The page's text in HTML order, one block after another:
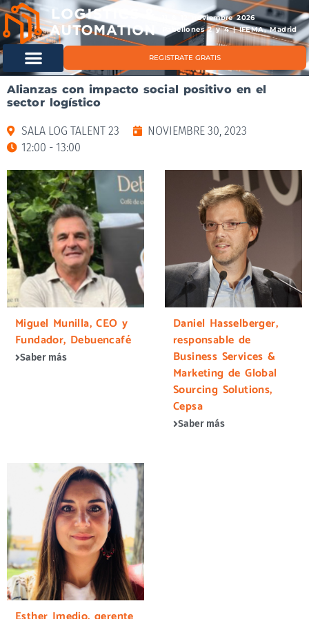
11 & 12 noviembre 2026
Pabellones 2 y 4 | IFEMA, Madrid
REGISTRATE GRATIS
Alianzas con impacto social positivo en el
sector logístico
SALA LOG TALENT 23
NOVIEMBRE 30, 2023
12:00 - 13:00
Miguel Munilla, CEO y
Fundador, Debuencafé
Saber más
Daniel Hasselberger,
responsable de
Business Services &
Marketing de Global
Sourcing Solutions,
Cepsa
Saber más